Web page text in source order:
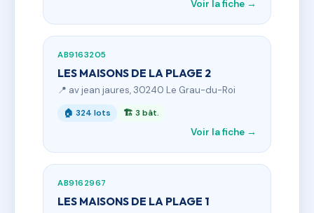
Voir la fiche →
AB9163205
LES MAISONS DE LA PLAGE 2
📍 av jean jaures, 30240 Le Grau-du-Roi
🏠 324 lots 🏗 3 bât.
Voir la fiche →
AB9162967
LES MAISONS DE LA PLAGE 1